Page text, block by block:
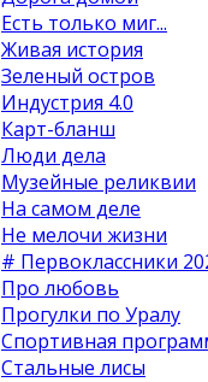
Есть только миг...
Живая история
Зеленый остров
Индустрия 4.0
Карт-бланш
Люди дела
Музейные реликвии
На самом деле
Не мелочи жизни
# Первоклассники
Про любовь
Прогулки по Уралу
Спортивная
Стальные лисы